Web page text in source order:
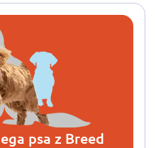
psa z Breed